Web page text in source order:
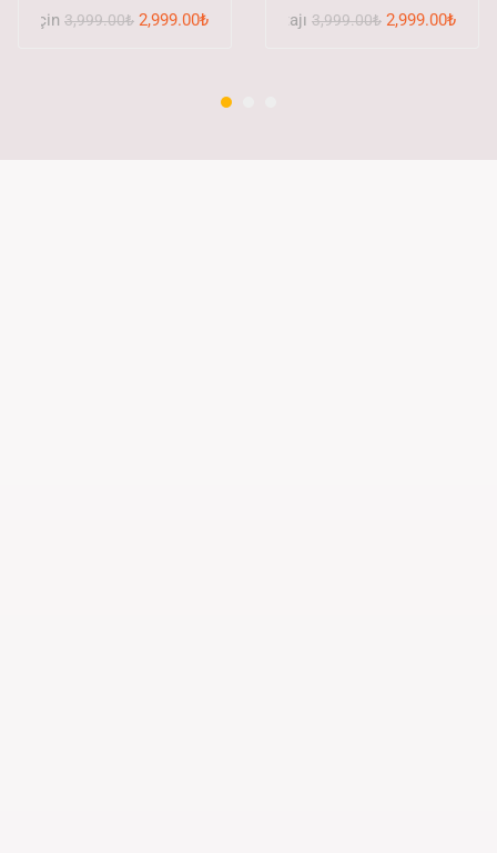
için 3,999.00₺ 2,999.00₺
Erken kayıt avantajı 3,999.00₺ 2,999.00₺